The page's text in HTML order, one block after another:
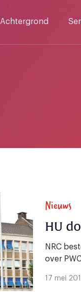
Achtergrond
Nieuws
HU
NRC
over
17 mei